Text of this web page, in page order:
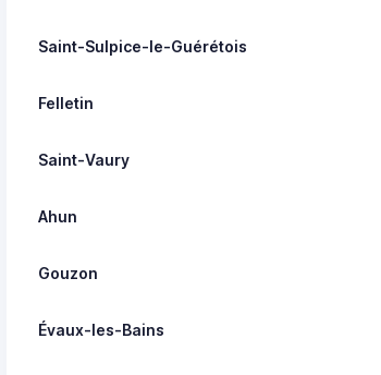
Saint-Sulpice-le-Guérétois
Felletin
Saint-Vaury
Ahun
Gouzon
Évaux-les-Bains